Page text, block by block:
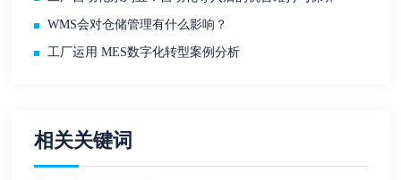
WMS会对仓储管理有什么影响？
工厂运用 MES数字化转型案例分析
相关关键词